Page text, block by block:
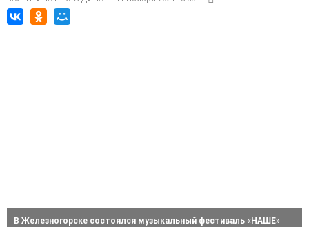
В Железногорске состоялся музыкальный фестиваль «НАШЕ»